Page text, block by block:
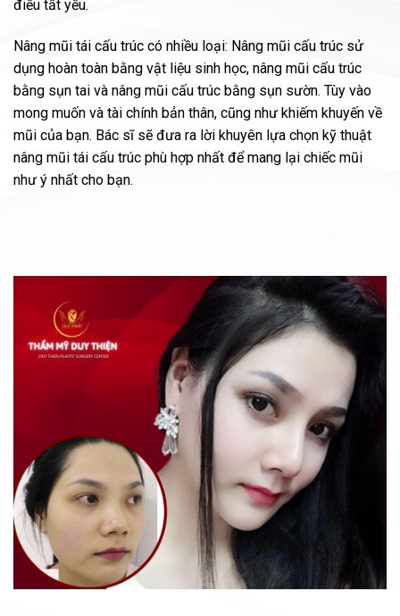
điều tất yếu.
Nâng mũi tái cấu trúc có nhiều loại: Nâng mũi cấu trúc sử
dụng hoàn toàn bằng vật liệu sinh học, nâng mũi cấu trúc
bằng sụn tai và nâng mũi cấu trúc bằng sụn sườn. Tùy vào
mong muốn và tài chính bản thân, cũng như khiếm khuyến về
mũi của bạn. Bác sĩ sẽ đưa ra lời khuyên lựa chọn kỹ thuật
nâng mũi tái cấu trúc phù hợp nhất để mang lại chiếc mũi
như ý nhất cho bạn.